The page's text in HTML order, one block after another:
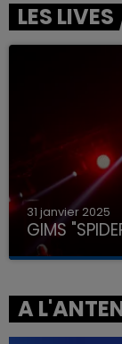
LES LIVES
31 janvier 2025
GIMS
A